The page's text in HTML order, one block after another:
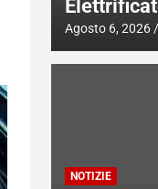
Agosto 6, 2026
NOTIZIE